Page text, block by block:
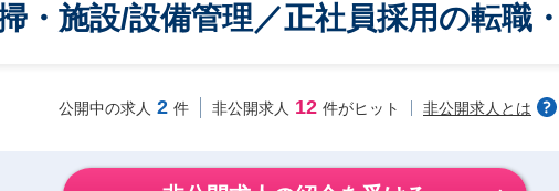
・施設/設備管理／正社員採用の転職
公開中の求人 2 件 非公開求人 12 件がヒット 非公開求人とは